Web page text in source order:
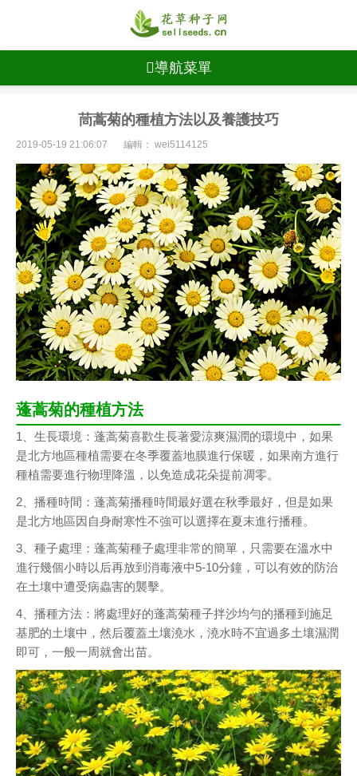
導航菜單
茼蒿菊的種植方法以及養護技巧
2019-05-19 21:06:07 編輯： wei5114125
蓬蒿菊的種植方法
1、生長環境：蓬蒿菊喜歡生長著愛涼爽濕潤的環境中，如果
是北方地區種植需要在冬季覆蓋地膜進行保暖，如果南方進行
種植需要進行物理降溫，以免造成花朵提前凋零。
2、播種時間：蓬蒿菊播種時間最好選在秋季最好，但是如果
是北方地區因自身耐寒性不強可以選擇在夏末進行播種。
3、種子處理：蓬蒿菊種子處理非常的簡單，只需要在溫水中
進行幾個小時以后再放到消毒液中5-10分鐘，可以有效的防治
在土壤中遭受病蟲害的襲擊。
4、播種方法：將處理好的蓬蒿菊種子拌沙均勻的播種到施足
基肥的土壤中，然后覆蓋土壤澆水，澆水時不宜過多土壤濕潤
即可，一般一周就會出苗。